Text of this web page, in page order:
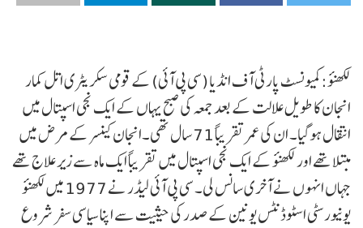
لکھنؤ: کمیونسٹ پارٹی آف انڈیا (سی پی آئی) کے قومی سکریٹری اتل کمار
انجان کا طویل علالت کے بعد جمعہ کی صبح یہاں کے ایک نجی اسپتال میں
انتقال ہوگیا۔ ان کی عمر تقریباً 71 سال تھی۔انجان کینسر کے مرض میں
مبتلا تھے اور لکھنؤ کے ایک نجی اسپتال میں تقریباً ایک ماہ سے زیر علاج تھے
جہاں انہوں نے آخری سانس لی۔ سی پی آئی لیڈر نے 1977 میں لکھنؤ
یونیورسٹی اسٹوڈنٹس یونین کے صدر کی حیثیت سے اپنا سیاسی سفر شروع